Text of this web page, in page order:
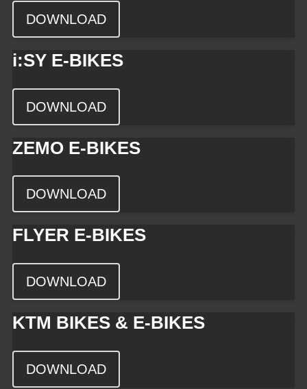
DOWNLOAD
i:SY E-BIKES
DOWNLOAD
ZEMO E-BIKES
DOWNLOAD
FLYER E-BIKES
DOWNLOAD
KTM BIKES & E-BIKES
DOWNLOAD